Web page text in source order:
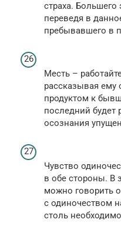
страха.
переведя в
пребывавшего в
Месть –
рассказывая ему
продуктом к
последний будет
осознания
Чувство
в обе стороны. В
можно говорить
с одиночеством
столь